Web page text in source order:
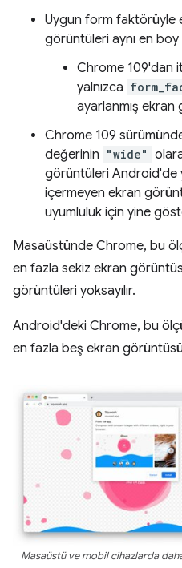
Uygun form faktörüyle
görüntüleri aynı en boy
Chrome 109'dan
yalnızca
ayarlanmış
Chrome 109
değerinin "wide"
görüntüleri Android'de
içermeyen ekran
uyumluluk için yine
Masaüstünde Chrome, bu
en fazla sekiz ekran
görüntüleri yoksayılır.
Android'deki Chrome, bu
en fazla beş ekran
Masaüstü ve mobil cihazlarda